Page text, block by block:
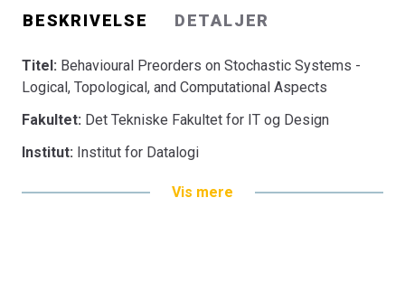
BESKRIVELSE DETALJER
Titel: Behavioural Preorders on Stochastic Systems -
Logical, Topological, and Computational Aspects
Fakultet: Det Tekniske Fakultet for IT og Design
Institut: Institut for Datalogi
Vis mere